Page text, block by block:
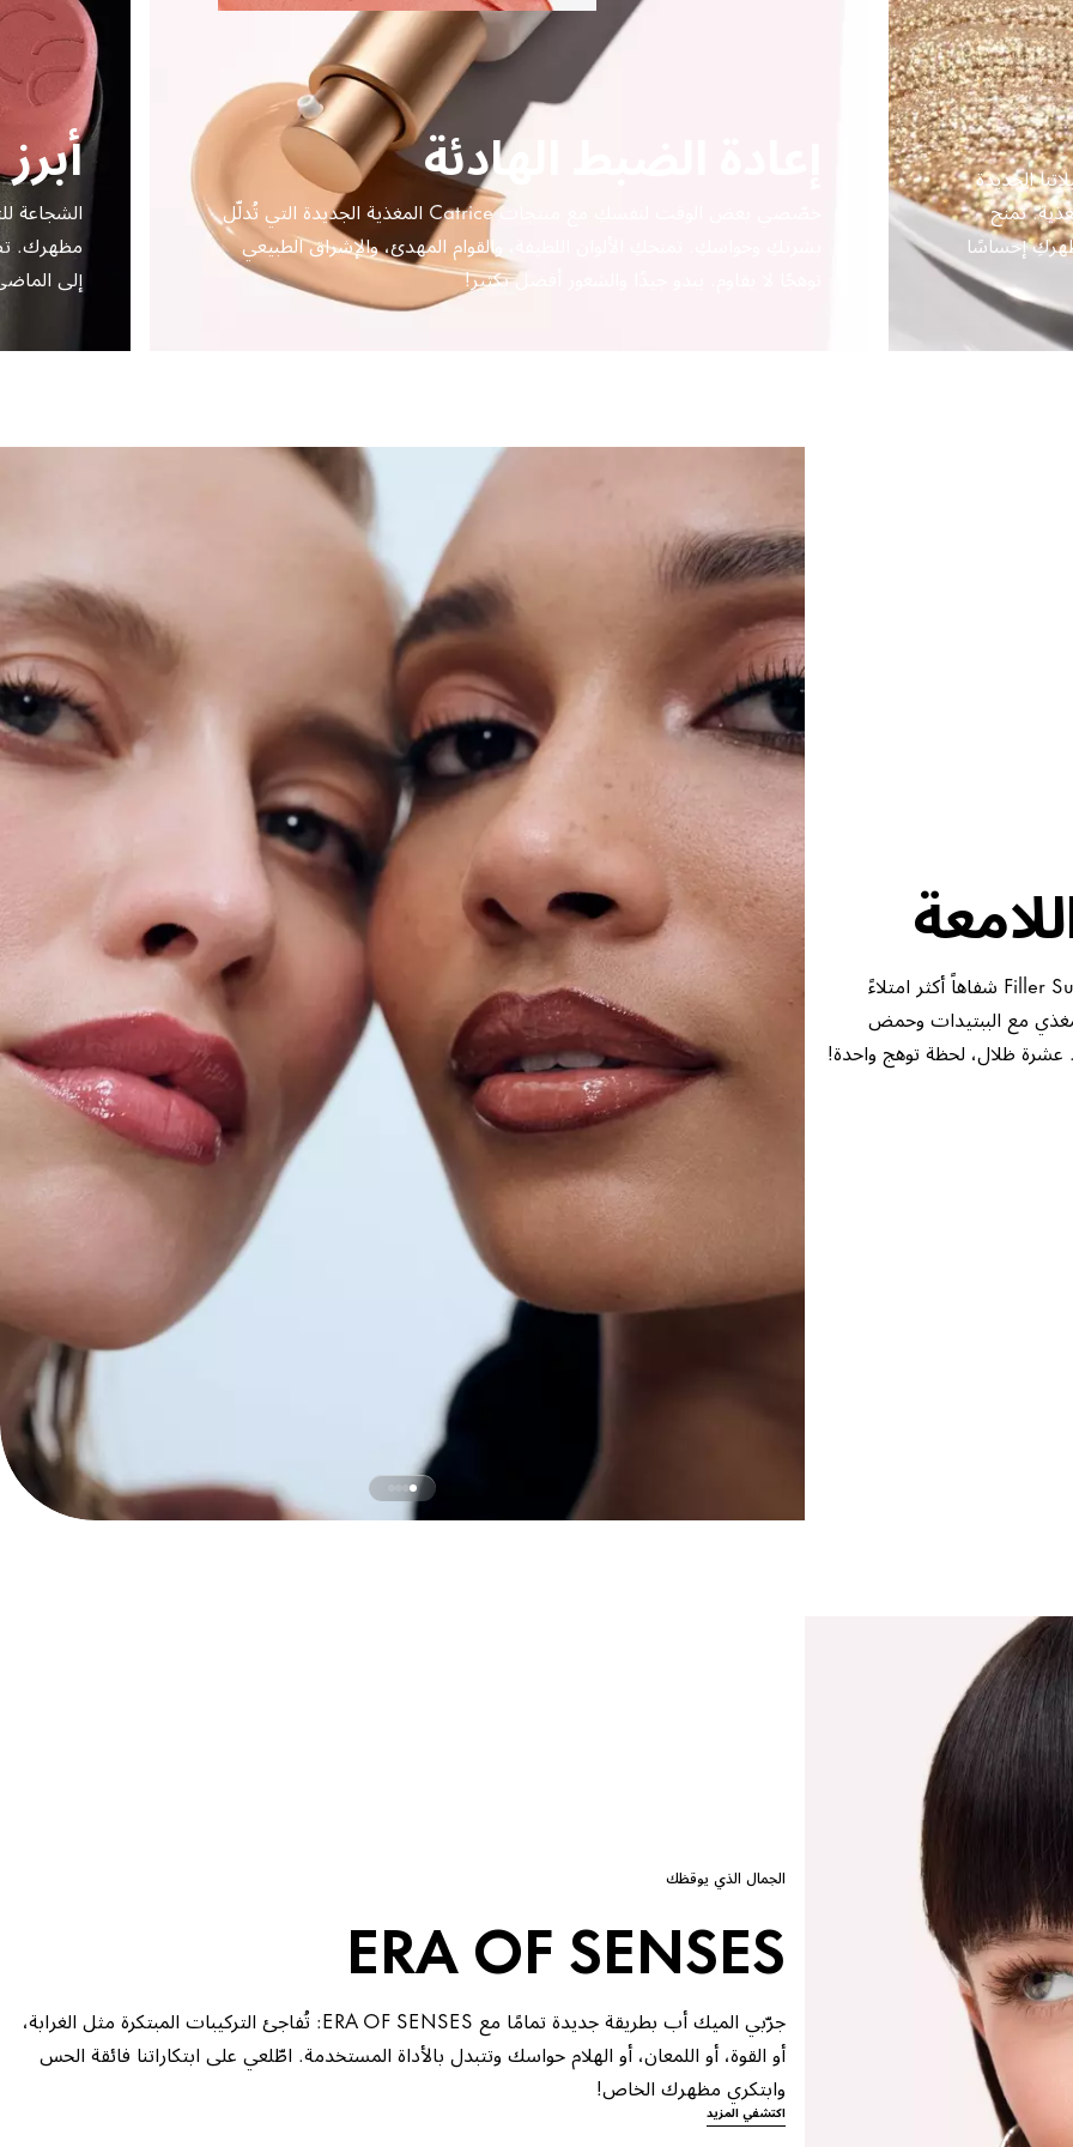
الجديدة
تمنح
مظهركِ إحساسًا
إعادة الضبط الهادئة
خصّصي بعض الوقت لنفسكِ مع منتجات Catrice المغذية الجديدة التي تُدلّل
بشرتكِ وحواسكِ. تمنحكِ الألوان اللطيفة، والقوام المهدئ، والإشراق الطبيعي
توهجًا لا يقاوم. يبدو جيدًا والشعور أفضل بكثير!
مظهرك.
إلى
لمعان عالي يلتقي بتأثير الحشو! يضمن ملمّع الشفاه الجديد Filler Supreme شفاهاً أكثر امتلاءً
مع الببتيدات وحمض
عشرة ظلال، لحظة توهج واحدة!
الجمال الذي يوقظك
ERA OF SENSES
جرّبي الميك أب بطريقة جديدة تمامًا مع ERA OF SENSES: تُفاجئ التركيبات المبتكرة مثل الغرابة،
أو القوة، أو اللمعان، أو الهلام حواسك وتتبدل بالأداة المستخدمة. اطّلعي على ابتكاراتنا فائقة الحس
وابتكري مظهرك الخاص!
اكتشفي المزيد